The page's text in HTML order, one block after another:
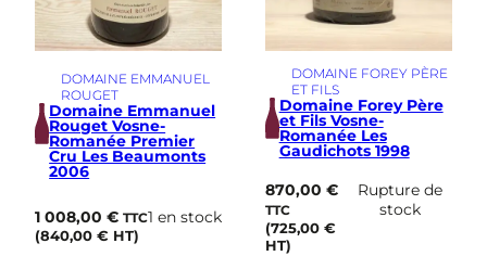
DOMAINE EMMANUEL
ROUGET
Domaine Emmanuel
Rouget Vosne-
Romanée Premier
Cru Les Beaumonts
2006
1 008,00€ TTC
(840,00€ HT)
1 en stock
DOMAINE FOREY PÈRE
ET FILS
Domaine Forey Père
et Fils Vosne-
Romanée Les
Gaudichots 1998
870,00 €
TTC
(725,00 €
HT)
Rupture de
stock